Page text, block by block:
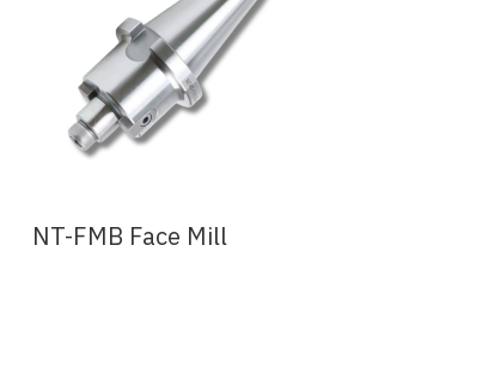
NT-FMB Face Mill